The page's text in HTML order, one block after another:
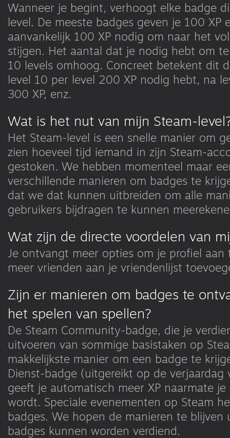
Wanneer je begint, verhoogt elke badge
level. De meeste badges geven je 100 XP
aanvankelijk 100 XP nodig om naar het
stijgen. Het aantal dat je nodig hebt om
10 levels omhoog. Concreet betekent dit
level 10 per level 200 XP nodig hebt, na
300 XP, enz.
Wat is het nut van mijn Steam-
Het Steam-level is een snelle manier om
zien hoeveel tijd iemand in zijn Steam-
gestoken. We hebben momenteel maar
verschillende manieren om badges te
dat we dat kunnen uitbreiden om alle
gebruikers bijdragen te kunnen
Wat zijn de directe voordelen van
Je ontvangt meer opties om je profiel aan
meer vrienden aan je vriendenlijst
Zijn er manieren om badges te
het spelen van spellen?
De Steam Community-badge, die je
uitvoeren van sommige basistaken op
makkelijkste manier om een badge te
Dienst-badge (uitgereikt op de verjaardag
geeft je automatisch meer XP naarmate
wordt. Speciale evenementen op Steam
badges. We hopen de manieren te blijven
badges kunnen worden verdiend.